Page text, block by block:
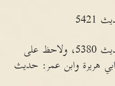
صحيح البخاري، حديث 5380، ولاحظ على
هريرة وابن عمر: حديث